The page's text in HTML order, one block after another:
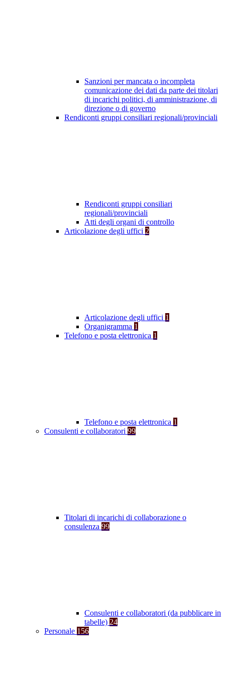
Sanzioni per mancata o incompleta
comunicazione dei dati da parte dei titolari
di incarichi politici, di amministrazione, di
direzione o di governo
Rendiconti gruppi consiliari regionali/provinciali
Rendiconti gruppi consiliari
regionali/provinciali
Atti degli organi di controllo
Articolazione degli uffici 2
Articolazione degli uffici 1
Organigramma 1
Telefono e posta elettronica 1
Telefono e posta elettronica 1
Consulenti e collaboratori 99
Titolari di incarichi di collaborazione o
consulenza 99
Consulenti e collaboratori (da pubblicare in
tabelle) 24
Personale 156